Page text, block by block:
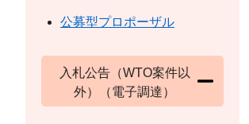
公募型プロポーザル
入札公告（WTO案件以
外）（電子調達）